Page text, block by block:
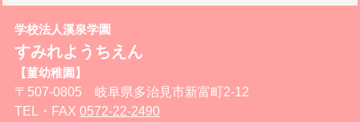
学校法人溪泉学園
すみれようちえん
【菫幼稚園】
〒507-0805 岐阜県多治見市新富町2-12
TEL・FAX 0572-22-2490